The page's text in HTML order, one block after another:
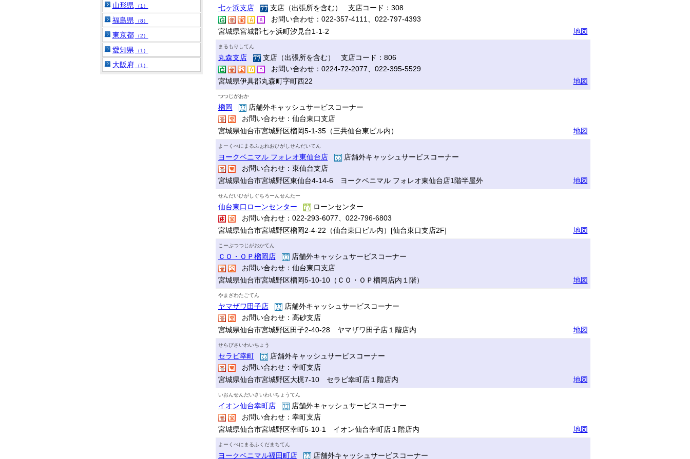
七ヶ浜支店
支店（出張所を含む） 支店コード：308
お問い合わせ：022-357-4111、022-797-4393
宮城県宮城郡七ヶ浜町汐見台1-1-2
地図
まるもりしてん
丸森支店
支店（出張所を含む） 支店コード：806
お問い合わせ：0224-72-2077、022-395-5529
宮城県伊具郡丸森町字町西22
地図
つつじがおか
榴岡
店舗外キャッシュサービスコーナー
お問い合わせ：仙台東口支店
宮城県仙台市宮城野区榴岡5-1-35（三共仙台東ビル内）
地図
よーくべにまるふぉれおひがしせんだいてん
ヨークベニマル フォレオ東仙台店
店舗外キャッシュサービスコーナー
お問い合わせ：東仙台支店
宮城県仙台市宮城野区東仙台4-14-6 ヨークベニマル フォレオ東仙台店1階半屋外
地図
せんだいひがしぐちろーんせんたー
仙台東口ローンセンター
ローンセンター
お問い合わせ：022-293-6077、022-796-6803
宮城県仙台市宮城野区榴岡2-4-22（仙台東口ビル内）[仙台東口支店2F]
地図
こーぷつつじがおかてん
ＣＯ・ＯＰ榴岡店
店舗外キャッシュサービスコーナー
お問い合わせ：仙台東口支店
宮城県仙台市宮城野区榴岡5-10-10（ＣＯ・ＯＰ榴岡店内１階）
地図
やまざわたごてん
ヤマザワ田子店
店舗外キャッシュサービスコーナー
お問い合わせ：高砂支店
宮城県仙台市宮城野区田子2-40-28 ヤマザワ田子店１階店内
地図
せらびさいわいちょう
セラビ幸町
店舗外キャッシュサービスコーナー
お問い合わせ：幸町支店
宮城県仙台市宮城野区大梶7-10 セラビ幸町店１階店内
地図
いおんせんだいさいわいちょうてん
イオン仙台幸町店
店舗外キャッシュサービスコーナー
お問い合わせ：幸町支店
宮城県仙台市宮城野区幸町5-10-1 イオン仙台幸町店１階店内
地図
よーくべにまるふくだまちてん
ヨークベニマル福田町店 店舗外キャッシュサービスコーナー
山形県 （1）
福島県 （8）
東京都 （2）
愛知県 （1）
大阪府 （1）